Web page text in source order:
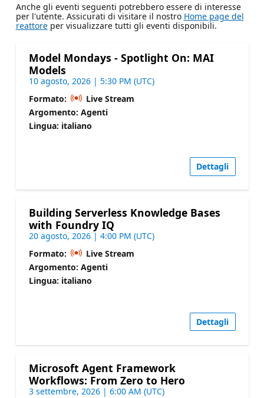
Anche gli eventi seguenti potrebbero essere di interesse
per l'utente. Assicurati di visitare il nostro Home page del
reattoreper visualizzare tutti gli eventi disponibili.
Model Mondays - Spotlight On: MAI
Models
10 agosto, 2026 | 5:30 PM (UTC)
Formato:
Live Stream
Argomento: Agenti
Lingua: italiano
Dettagli
Building Serverless Knowledge Bases
with Foundry IQ
20 agosto, 2026 | 4:00 PM (UTC)
Formato:
Live Stream
Argomento: Agenti
Lingua: italiano
Dettagli
Microsoft Agent Framework
Workflows: From Zero to Hero
3 settembre, 2026 | 6:00 AM (UTC)